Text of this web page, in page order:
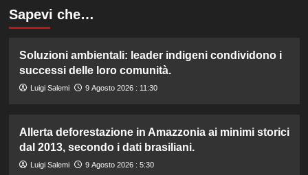
Sapevi che…
Soluzioni ambientali: leader indigeni condividono i
successi delle loro comunità.
Luigi Salemi 9 Agosto 2026 : 11:30
Allerta deforestazione in Amazzonia ai minimi storici
dal 2013, secondo i dati brasiliani.
Luigi Salemi 9 Agosto 2026 : 5:30